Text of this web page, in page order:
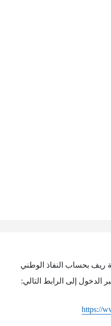
ريف بحساب النفاذ الوطني
الدخول إلى الرابط التالي:
https://